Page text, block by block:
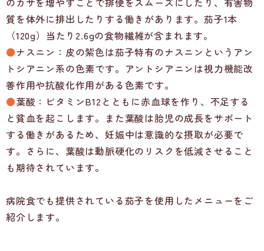
質を体外に排出したりする働きがあります。茄子1本
（120g）当たり2.6gの食物繊維が含まれます。
●ナスニン：皮の紫色は茄子特有のナスニンというアン
トシアニン系の色素です。アントシアニンは視力機能改
善作用や抗酸化作用がある色素です。
●葉酸：ビタミンB12とともに赤血球を作り、不足する
と貧血を起こします。また葉酸は胎児の成長をサポート
する働きがあるため、妊娠中は意識的な摂取が必要で
す。さらに、葉酸は動脈硬化のリスクを低減させること
も期待されています。
病院食でも提供されている茄子を使用したメニューをご
紹介します。